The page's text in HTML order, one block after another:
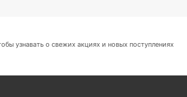
узнавать о свежих акциях и новых поступлениях